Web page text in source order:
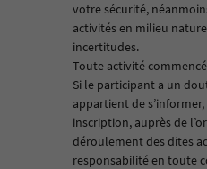
votre sécurité,
activités en milieu
incertitudes.
Toute activité
Si le participant a un
appartient de
inscription, auprès de
déroulement des dites
responsabilité en toute